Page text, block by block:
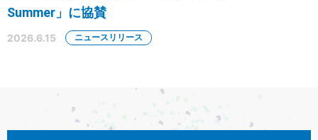
Summer」に協賛
2026.6.15 ニュースリリース